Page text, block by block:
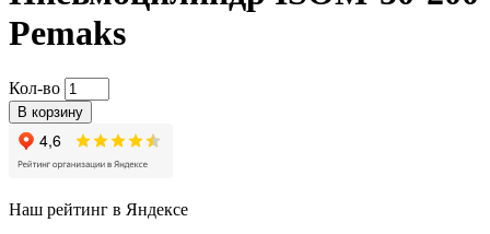
Pemaks
Кол-во
В корзину
Наш рейтинг в Яндексе